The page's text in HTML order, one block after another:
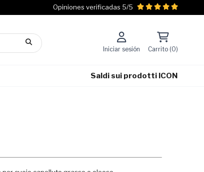
Opiniones verificadas 5/5
Iniciar sesión Carrito (0)
Saldi sui prodotti ICON